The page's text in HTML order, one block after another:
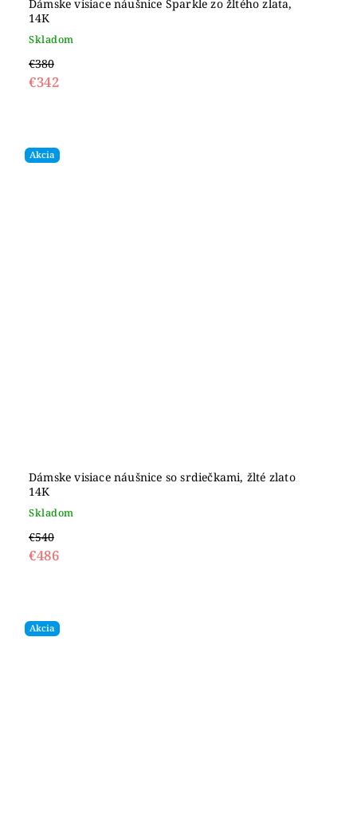
Dámske visiace náušnice Sparkle zo žltého zlata,
14K
Skladom
€380
€342
Akcia
Dámske visiace náušnice so srdiečkami, žlté zlato
14K
Skladom
€540
€486
Akcia